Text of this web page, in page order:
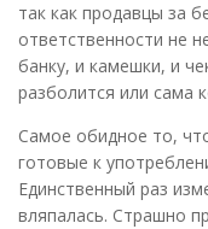
так как продавцы за
ответственности не
банку, и камешки, и
разболится или сама
Самое обидное то,
готовые к
Единственный раз
вляпалась. Страшно